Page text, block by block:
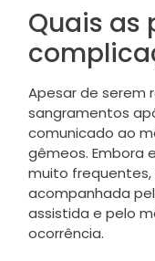
Quais as
Apesar de serem
sangramentos
comunicado ao
gêmeos. Embora
muito frequentes,
acompanhada
assistida e pelo
ocorrência.